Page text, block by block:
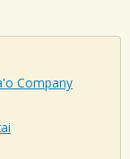
Company